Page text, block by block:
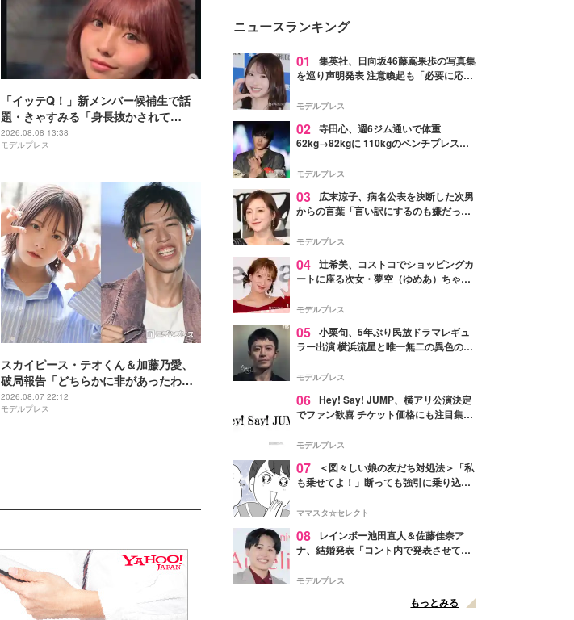
「イッテQ！」新メンバー候補生で話
題・きゃすみる「身長抜かされて
る」“6歳差”姪っ子との幼少期＆現在の
2ショット公開「姉妹にしか見えない」
2026.08.08 13:38
モデルプレス
スカイピース・テオくん＆加藤乃愛、
破局報告「どちらかに非があったわけ
ではなく」2023年2月に交際発表
2026.08.07 22:12
モデルプレス
デルの宮城舞と島村雄大の特別対
談をお届け！それぞれの視点か
ら、今作ならではの魅力や予想外
の感動をもたらす奥深いストーリ
た。
ニュースランキング
01
集英社、日向坂46藤嶌果歩の写真集
を巡り声明発表 注意喚起も「必要に応じ
モデルプレス
02 寺田心、週6ジム通いで体重
62kg→82kgに 110kgのベンチプレス持
「かっこいい」と反響
モデルプレス
03
広末涼子、病名公表を決断した次男
からの言葉「言い訳にするのも嫌だっ
モデルプレス
04 辻希美、コストコでショッピングカ
ートに座る次女・夢空（ゆめあ）ちゃん
ぎ」「成長を感じる」の声
モデルプレス
05 小栗旬、5年ぶり民放ドラマレギュ
ラー出演 横浜流星と唯一無二の異色のバ
モデルプレス
06 Hey! Say! JUMP、横アリ公演決定
でファン歓喜 チケット価格にも注目集ま
モデルプレス
07
＜図々しい娘の友だち対処法＞「私
も乗せてよ！」断っても強引に乗り込ん
ママスタ☆セレクト
08
レインボー池田直人＆佐藤佳奈ア
ナ、結婚発表「コント内で発表させてい
点変更のため
モデルプレス
もっとみる